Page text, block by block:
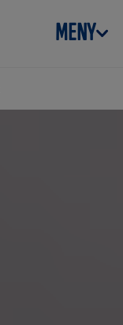
MENY